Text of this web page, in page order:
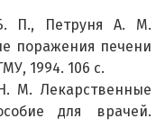
П., Петруня А. М.
поражения печени
1994. 106 с.
М. Лекарственные
для врачей.